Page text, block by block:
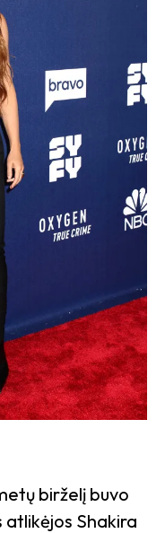
birželį buvo
Shakira